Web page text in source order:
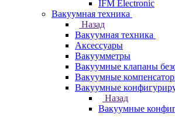
IFM Electronic
Вакуумная техника
Назад
Вакуумная техника
Аксессуары
Вакуумметры
Вакуумные клапаны
Вакуумные
Вакуумные
Назад
Вакуумные